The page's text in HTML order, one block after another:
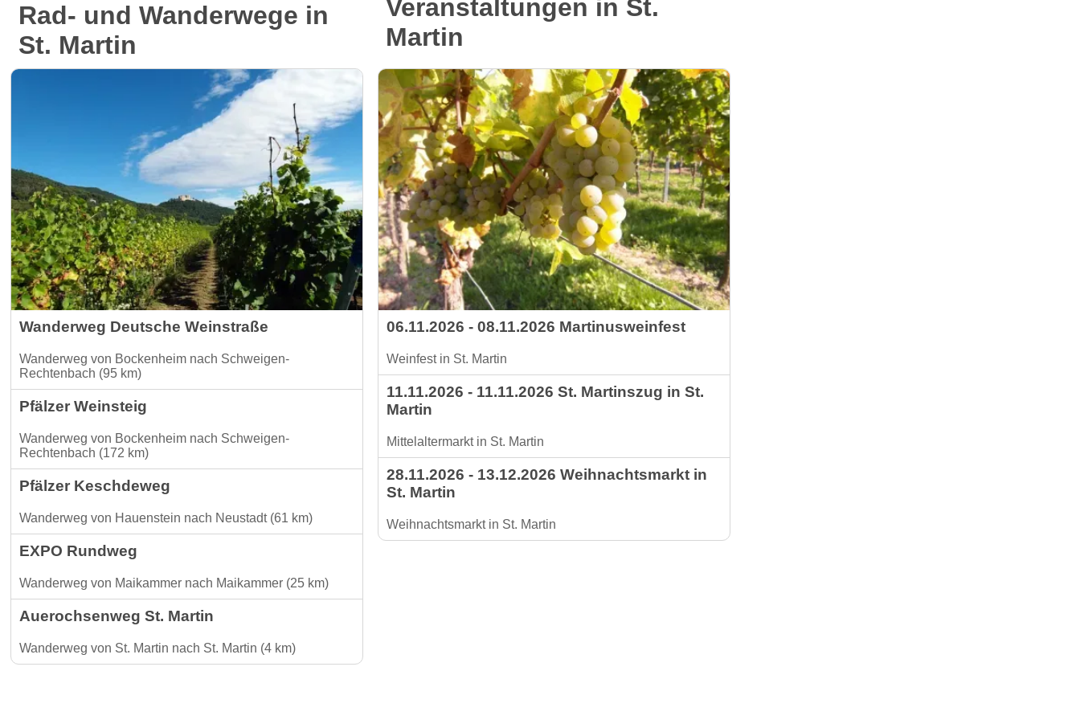
Rad- und Wanderwege in
St. Martin
Wanderweg Deutsche Weinstraße
Wanderweg von Bockenheim nach Schweigen-
Rechtenbach (95 km)
Pfälzer Weinsteig
Wanderweg von Bockenheim nach Schweigen-
Rechtenbach (172 km)
Pfälzer Keschdeweg
Wanderweg von Hauenstein nach Neustadt (61 km)
EXPO Rundweg
Wanderweg von Maikammer nach Maikammer (25 km)
Auerochsenweg St. Martin
Wanderweg von St. Martin nach St. Martin (4 km)
Veranstaltungen in St.
Martin
06.11.2026 - 08.11.2026 Martinusweinfest
Weinfest in St. Martin
11.11.2026 - 11.11.2026 St. Martinszug in St.
Martin
Mittelaltermarkt in St. Martin
28.11.2026 - 13.12.2026 Weihnachtsmarkt in
St. Martin
Weihnachtsmarkt in St. Martin